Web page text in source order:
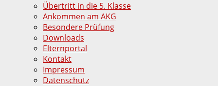
Übertritt in die 5. Klasse
Ankommen am AKG
Besondere Prüfung
Downloads
Elternportal
Kontakt
Impressum
Datenschutz